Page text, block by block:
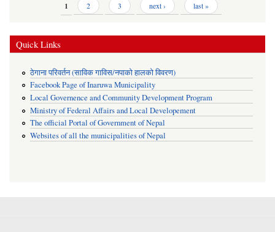
1 2 3 next › last »
Quick Links
ठेगाना परिवर्तन (साविक गाविस/नपाको हालको विवरण)
Facebook Page of Inaruwa Municipality
Local Governence and Community Development Program
Ministry of Federal Affairs and Local Developement
The official Portal of Government of Nepal
Websites of all the municipalities of Nepal